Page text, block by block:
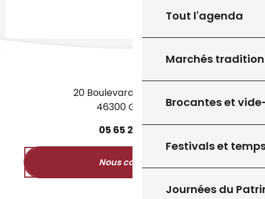
Tout l'agenda
Marchés
Brocantes et
Festivals et
Journées du
20 Boulevard des Martyrs
46300 Gourdon
05 65 27
Nous contacter